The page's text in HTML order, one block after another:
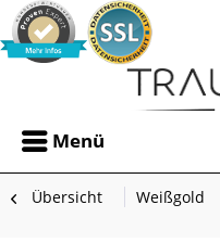
Menü
Übersicht Weißgold